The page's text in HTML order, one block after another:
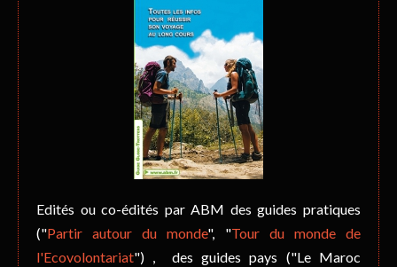
Edités ou co-édités par ABM des guides pratiques
("Partir autour du monde", "Tour du monde de
l'Ecovolontariat") , des guides pays ("Le Maroc